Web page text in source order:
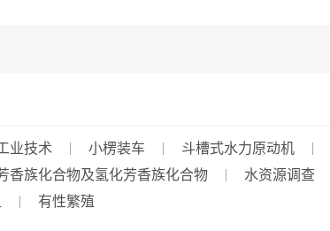
业技术 小楞装车 斗槽式水力原动机
香族化合物及氢化芳香族化合物 水资源调查
有性繁殖